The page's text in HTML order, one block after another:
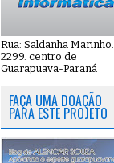
Rua: Saldanha Marinho.
2299. centro de
Guarapuava-Paraná
FAÇA UMA DOAÇÃO
PARA ESTE PROJETO